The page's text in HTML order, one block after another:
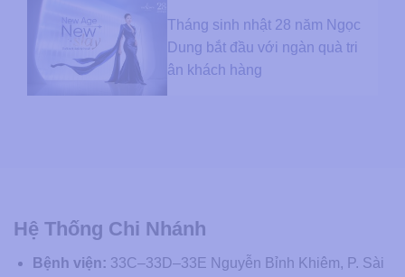
Tháng sinh nhật 28 năm Ngọc
Dung bắt đầu với ngàn quà tri
ân khách hàng
Hệ Thống Chi Nhánh
Bệnh viện: 33C–33D–33E Nguyễn Bỉnh Khiêm, P. Sài